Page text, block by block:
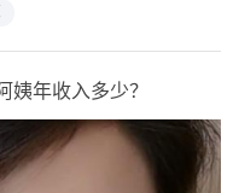
姨年收入多少？